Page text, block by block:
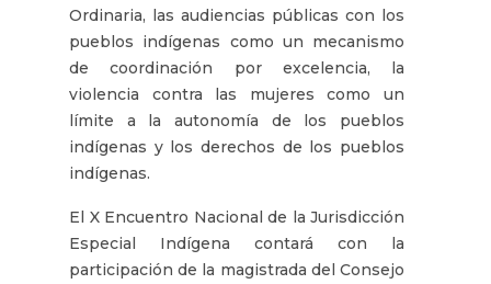
Ordinaria, las audiencias públicas con los
pueblos indígenas como un mecanismo
de coordinación por excelencia, la
violencia contra las mujeres como un
límite a la autonomía de los pueblos
indígenas y los derechos de los pueblos
indígenas.
El X Encuentro Nacional de la Jurisdicción
Especial Indígena contará con la
participación de la magistrada del Consejo